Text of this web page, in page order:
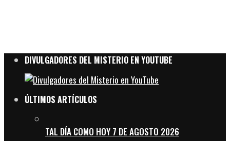
DIVULGADORES DEL MISTERIO EN YOUTUBE
ÚLTIMOS ARTÍCULOS
TAL DÍA COMO HOY 7 DE AGOSTO 2026